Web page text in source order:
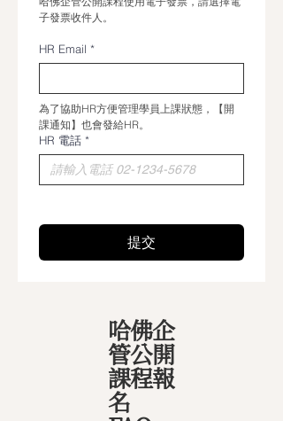
子發票收件人。
HR Email *
為了協助HR方便管理學員上課狀態，【開
課通知】也會發給HR。
HR 電話 *
提交
哈佛企
管公開
課程報
名